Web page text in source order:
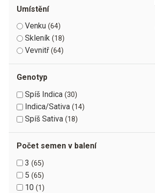
Umístění
Venku 64
Skleník 18
Vevnitř 64
Genotyp
Spíš Indica 30
Indica/Sativa 14
Spíš Sativa 18
Počet semen v balení
3
65
5 65
10 1